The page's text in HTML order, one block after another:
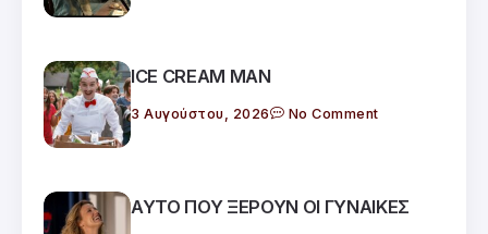
ICE CREAM MAN
3 Αυγούστου, 2026 No Comment
ΑΥΤΟ ΠΟΥ ΞΕΡΟΥΝ ΟΙ ΓΥΝΑΙΚΕΣ